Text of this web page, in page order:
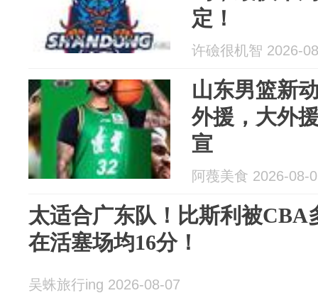
定！
许礆很机智 2026-
山东男篮新
外援，大外
宣
阿薎美食 2026-08-
太适合广东队！比斯利被CBA
在活塞场均16分！
吴蛛旅行ing 2026-08-07